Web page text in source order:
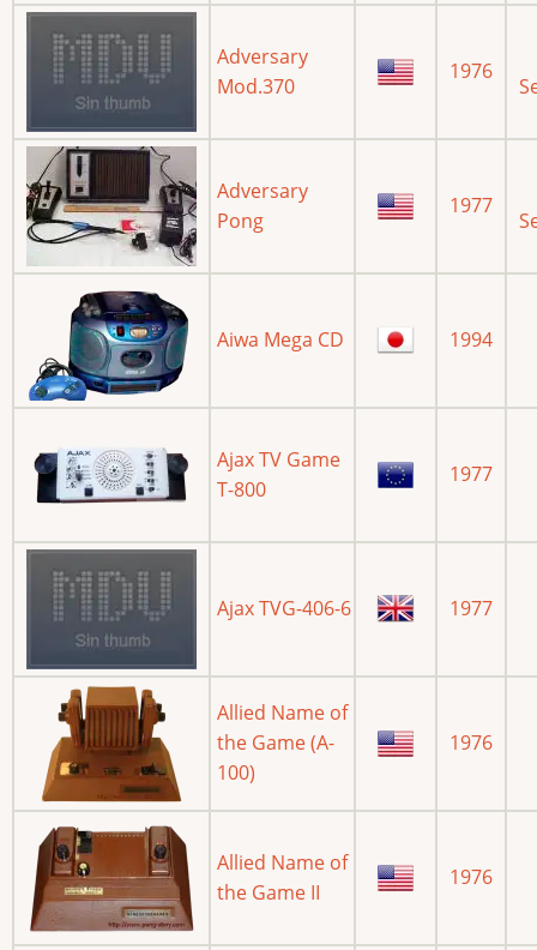
Adversary
Mod.370
1976
Adversary
Pong
1977
Aiwa Mega CD 1994
Ajax TV Game
T-800
1977
Ajax TVG-406-6 1977
Allied Name of
the Game (A-
100)
1976
Allied Name of
the Game II
1976